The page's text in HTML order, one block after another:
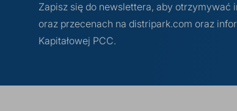
Zapisz się do newslettera, aby
oraz przecenach na distripark.com oraz
Kapitałowej PCC.